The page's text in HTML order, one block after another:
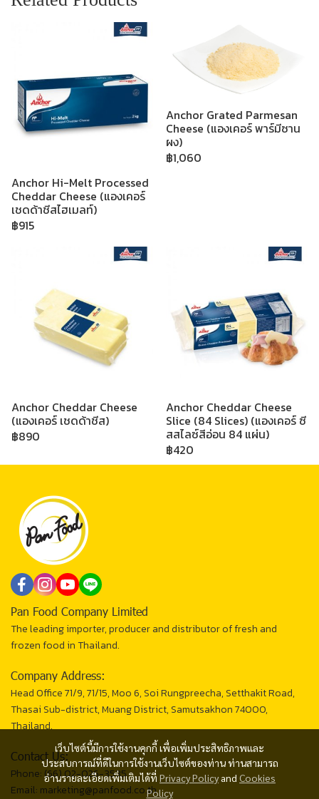
Anchor Hi-Melt Processed
Cheddar Cheese (แองเคอร์
เชดด้าชีสไฮเมลท์)
฿915
Anchor Grated Parmesan
Cheese (แองเคอร์ พาร์มีซาน
ผง)
฿1,060
Anchor Cheddar Cheese
(แองเคอร์ เชดด้าชีส)
฿890
Anchor Cheddar Cheese
Slice (84 Slices) (แองเคอร์ ซี
สสไลซ์สีอ่อน 84 แผ่น)
฿420
เว็บไซต์นี้มีการใช้งานคุกกี้ เพื่อเพิ่มประสิทธิภาพและ
ประสบการณ์ที่ดีในการใช้งานเว็บไซต์ของท่าน ท่านสามารถ
อ่านรายละเอียดเพิ่มเติมได้ที่ Privacy Policy and Cookies
Policy
Pan Food Company Limited
The leading importer, producer and distributor of fresh and
frozen food in Thailand.
Company Address:
Head Office 71/9, 71/15, Moo 6, Soi Rungpreecha, Setthakit Road,
Thasai Sub-district, Muang District, Samutsakhon 74000,
Thailand.
Contact Us:
Phone: (66) 02-026-3535
Email: marketing@panfood.co.th